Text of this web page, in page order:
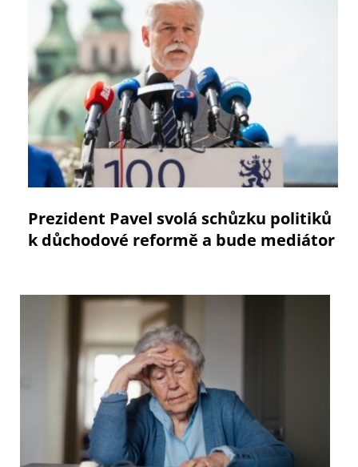
Prezident Pavel svolá schůzku politiků
k důchodové reformě a bude mediátor